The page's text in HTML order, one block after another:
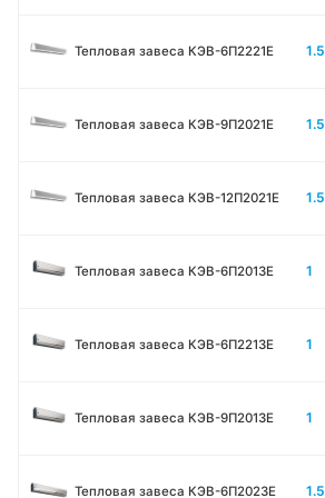
Тепловая завеса КЭВ-6П2221E 1.5
Тепловая завеса КЭВ-9П2021E 1.5
Тепловая завеса КЭВ-12П2021E 1.5
Тепловая завеса КЭВ-6П2013E 1
Тепловая завеса КЭВ-6П2213Е 1
Тепловая завеса КЭВ-9П2013E 1
Тепловая завеса КЭВ-6П2023E 1.5